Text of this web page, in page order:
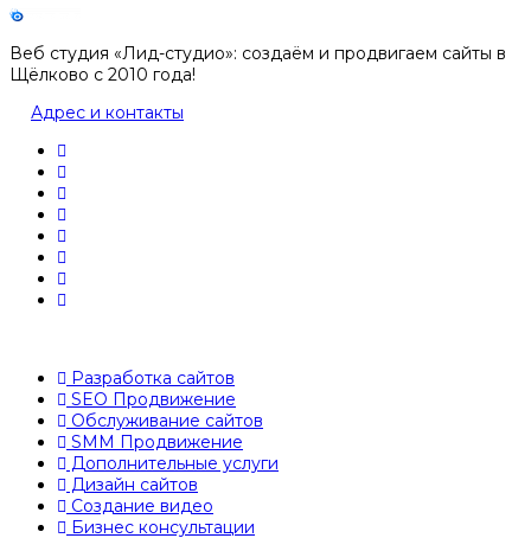
Веб студия «Лид-студио»: создаём и продвигаем сайты в
Щёлково с 2010 года!
Адрес и контакты
Разработка сайтов
SEO Продвижение
Обслуживание сайтов
SMM Продвижение
Дополнительные услуги
Дизайн сайтов
Создание видео
Бизнес консультации